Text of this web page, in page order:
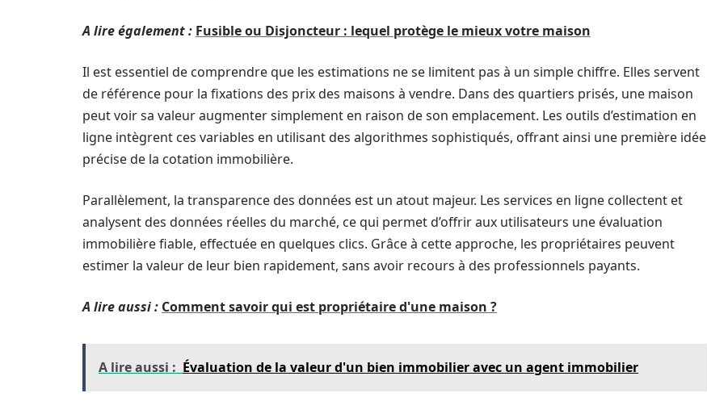
A lire également : Fusible ou Disjoncteur : lequel protège le mieux votre maison
Il est essentiel de comprendre que les estimations ne se limitent pas à un simple chiffre. Elles servent
de référence pour la fixations des prix des maisons à vendre. Dans des quartiers prisés, une maison
peut voir sa valeur augmenter simplement en raison de son emplacement. Les outils d’estimation en
ligne intègrent ces variables en utilisant des algorithmes sophistiqués, offrant ainsi une première idée
précise de la cotation immobilière.
Parallèlement, la transparence des données est un atout majeur. Les services en ligne collectent et
analysent des données réelles du marché, ce qui permet d’offrir aux utilisateurs une évaluation
immobilière fiable, effectuée en quelques clics. Grâce à cette approche, les propriétaires peuvent
estimer la valeur de leur bien rapidement, sans avoir recours à des professionnels payants.
A lire aussi : Comment savoir qui est propriétaire d'une maison ?
A lire aussi : Évaluation de la valeur d'un bien immobilier avec un agent immobilier